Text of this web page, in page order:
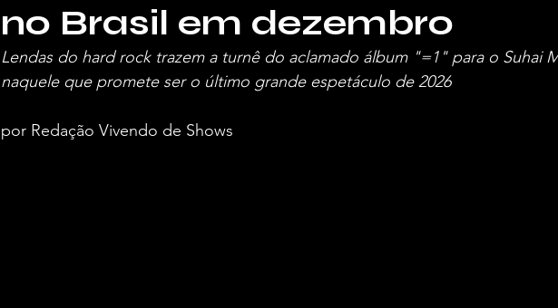
no Brasil em dezembro
Lendas do hard rock trazem a turnê do aclamado álbum "=1" para o Suhai
naquele que promete ser o último grande espetáculo de 2026
por Redação Vivendo de Shows